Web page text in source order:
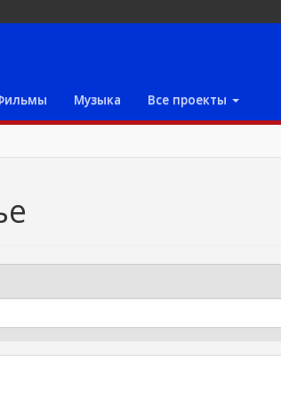
Музыка Все проекты